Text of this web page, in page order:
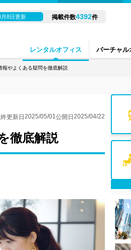
レンタルオフィス バーチャル
月8日更新 掲載件数4392件
報やよくある疑問を徹底解説
更新日 2025/05/01公開日 2025/04/22
徹底解説